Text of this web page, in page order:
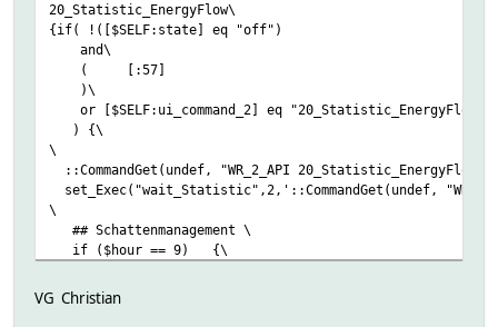
20_Statistic_EnergyFlow\
{if( !([$SELF:state] eq "off")
and\
( [:57] ## Kurz vor
)\
or [$SELF:ui_command_2] eq
) {\
\
::CommandGet(undef, "WR_2_API
set_Exec("wait_Statistic",2,'::CommandGet(undef,
\
## Schattenmanagement \
if ($hour == 9) {\
}\
VG Christian